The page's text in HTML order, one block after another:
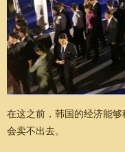
在这之前，韩国的经济能
会卖不出去。